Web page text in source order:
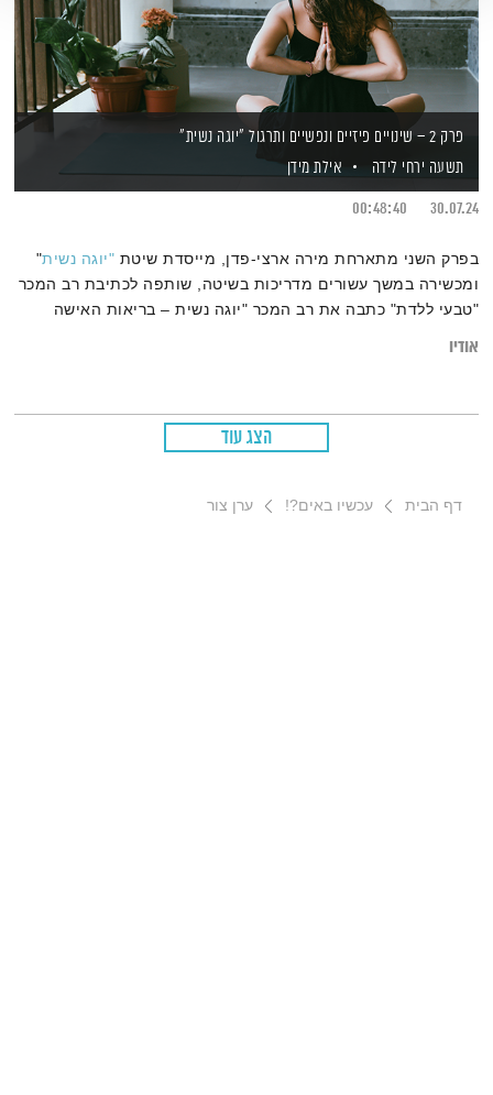
פרק 2 – שינויים פיזיים ונפשיים ותרגול "יוגה נשית"
תשעה ירחי לידה
אילת מידן
30.07.24
00:48:40
בפרק השני מתארחת מירה ארצי-פדן, מייסדת שיטת "יוגה נשית"
ומכשירה במשך עשורים מדריכות בשיטה, שותפה לכתיבת רב המכר
"טבעי ללדת" כתבה את רב המכר "יוגה נשית – בריאות האישה
בתוך הטלטלות, כמו תרגול יוגה נשית.
אודיו
הצג עוד
דף הבית עכשיו באים?! ערן צור